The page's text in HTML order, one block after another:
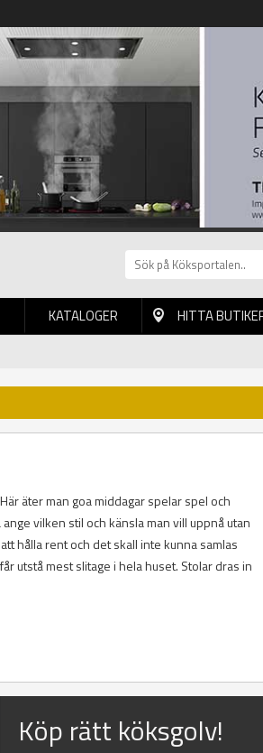
KATALOGER HITTA
äter man goa middagar spelar spel och
vilken stil och känsla man vill uppnå utan
hålla rent och det skall inte kunna samlas
utstå mest slitage i hela huset. Stolar dras in
Köp rätt köksgolv!